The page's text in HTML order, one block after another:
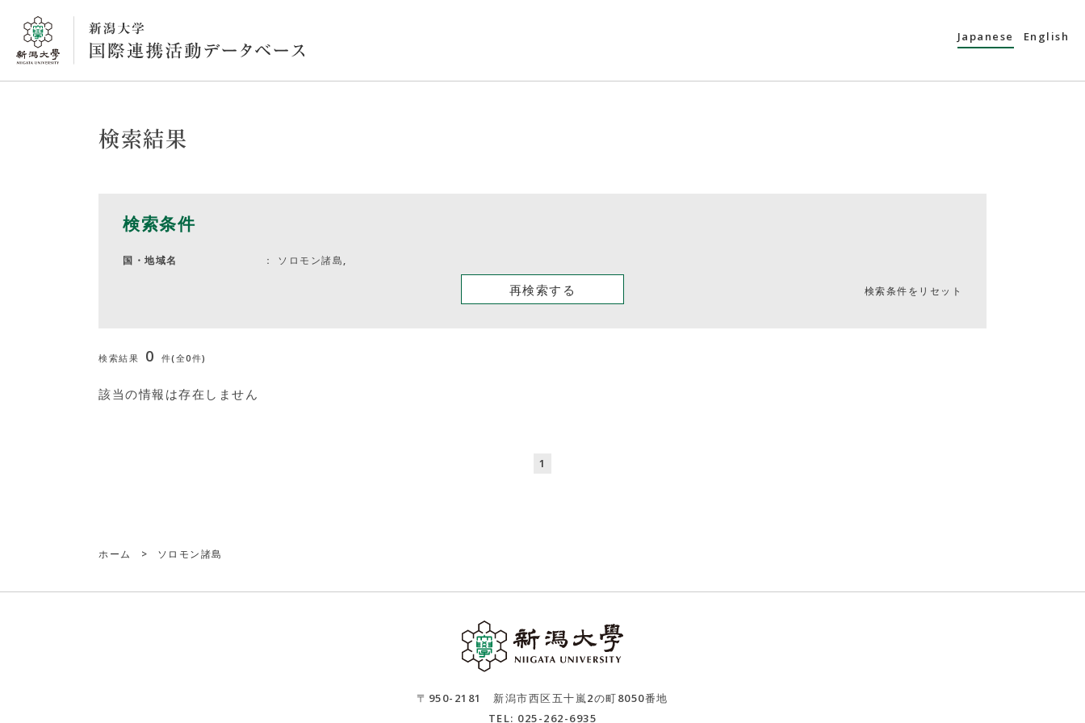
Japanese English
検索結果
検索条件
国・地域名 ソロモン諸島,
再検索する 検索条件をリセット
検索結果 0 件(全0件)
該当の情報は存在しません
1
ホーム > ソロモン諸島
〒950-2181 新潟市西区五十嵐2の町8050番地
TEL: 025-262-6935